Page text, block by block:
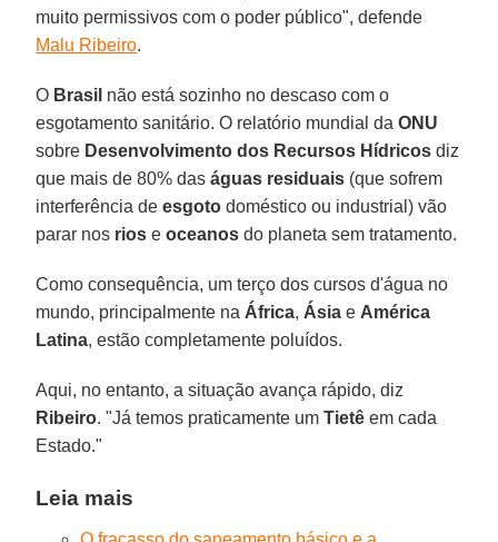
muito permissivos com o poder público", defende
Malu Ribeiro.
O Brasil não está sozinho no descaso com o
esgotamento sanitário. O relatório mundial daONU
sobre Desenvolvimento dos Recursos Hídricos diz
que mais de 80% daságuas residuais (que sofrem
interferência deesgoto doméstico ou industrial) vão
parar nos rios eoceanos do planeta sem tratamento.
Como consequência, um terço dos cursos d'água no
mundo, principalmente na África, Ásia e América
Latina, estão completamente poluídos.
Aqui, no entanto, a situação avança rápido, diz
Ribeiro. "Já temos praticamente umTietê em cada
Estado."
Leia mais